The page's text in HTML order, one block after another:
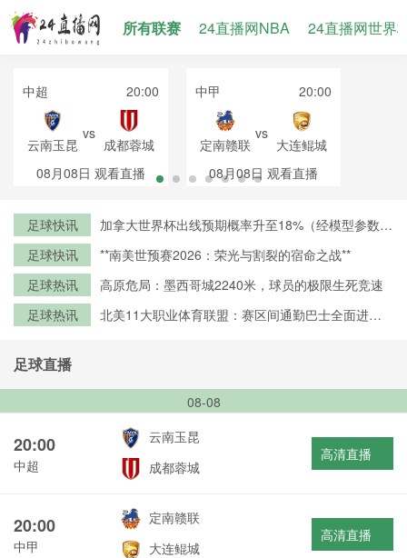
所有联赛 24直播网NBA 24直播网世界
中超 20:00
云南玉昆
vs
成都蓉城
08月08日 观看直播
中甲 20:00
定南赣联
vs
大连鲲城
08月08日 观看直播
足球快讯
加拿大世界杯出线预期概率升至18%（经模型参数修
足球快讯
**南美世预赛2026：荣光与割裂的宿命之战**
足球热讯
高原危局：墨西哥城2240米，球员的极限生死竞速
足球热讯
北美11大职业体育联盟：赛区间通勤巴士全面进入
足球直播
08-08
20:00
中超
云南玉昆
成都蓉城
高清直播
20:00
中甲
定南赣联
大连鲲城
高清直播